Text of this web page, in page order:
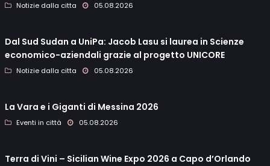
Notizie dalla citta 05.08.2026
Dal Sud Sudan a UniPa: Jacob Lasu si laurea in Scienze
economico-aziendali grazie al progetto UNICORE
Notizie dalla citta 05.08.2026
La Vara e i Giganti di Messina 2026
Eventi in città 05.08.2026
Terra di Vini – Sicilian Wine Expo 2026 a Capo d’Orlando